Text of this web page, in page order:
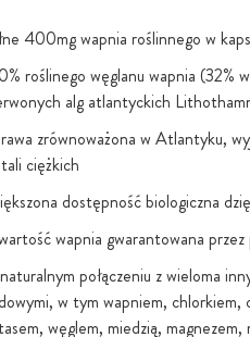
400mg wapnia roślinnego w
roślinego węglanu wapnia (32%
alg atlantyckich
zrównoważona w Atlantyku,
ciężkich
dostępność biologiczna
wapnia gwarantowana
połączeniu z wieloma
w tym wapniem, chlorkiem,
węglem, miedzią,